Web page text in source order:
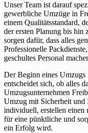
Unser Team ist darauf
gewerbliche Umzüge in
einem Qualitätsstandard,
der ersten Planung bis hin
sorgen dafür, dass alles
Professionelle
geschultes Personal
Der Beginn eines
entscheidet sich, ob alles
Umzugsunternehmen
Umzug mit Sicherheit und
individuell, erstellen einen
für eine pünktliche und
ein Erfolg wird.